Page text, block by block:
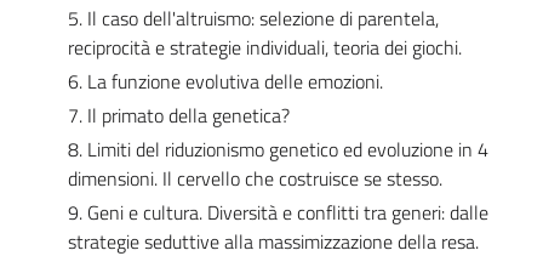
5. Il caso dell'altruismo: selezione di parentela,
reciprocità e strategie individuali, teoria dei giochi.
6. La funzione evolutiva delle emozioni.
7. Il primato della genetica?
8. Limiti del riduzionismo genetico ed evoluzione in 4
dimensioni. Il cervello che costruisce se stesso.
9. Geni e cultura. Diversità e conflitti tra generi: dalle
strategie seduttive alla massimizzazione della resa.